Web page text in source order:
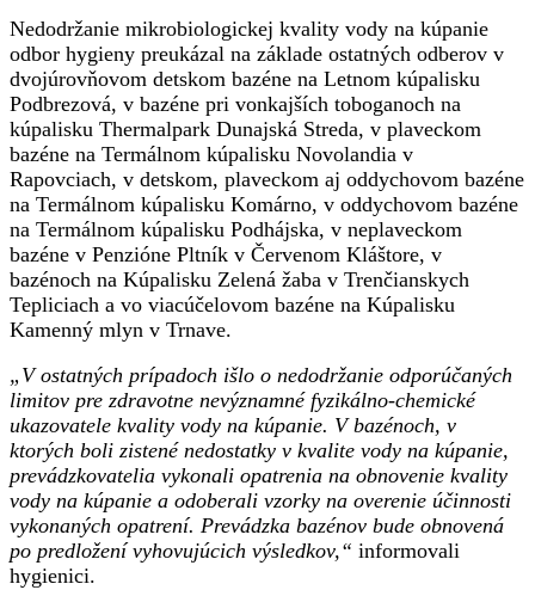
Nedodržanie mikrobiologickej kvality vody na kúpanie
odbor hygieny preukázal na základe ostatných odberov v
dvojúrovňovom detskom bazéne na Letnom kúpalisku
Podbrezová, v bazéne pri vonkajších toboganoch na
kúpalisku Thermalpark Dunajská Streda, v plaveckom
bazéne na Termálnom kúpalisku Novolandia v
Rapovciach, v detskom, plaveckom aj oddychovom bazéne
na Termálnom kúpalisku Komárno, v oddychovom bazéne
na Termálnom kúpalisku Podhájska, v neplaveckom
bazéne v Penzióne Pltník v Červenom Kláštore, v
bazénoch na Kúpalisku Zelená žaba v Trenčianskych
Tepliciach a vo viacúčelovom bazéne na Kúpalisku
Kamenný mlyn v Trnave.
„V ostatných prípadoch išlo o nedodržanie odporúčaných
limitov pre zdravotne nevýznamné fyzikálno-chemické
ukazovatele kvality vody na kúpanie. V bazénoch, v
ktorých boli zistené nedostatky v kvalite vody na kúpanie,
prevádzkovatelia vykonali opatrenia na obnovenie kvality
vody na kúpanie a odoberali vzorky na overenie účinnosti
vykonaných opatrení. Prevádzka bazénov bude obnovená
po predložení vyhovujúcich výsledkov,“ informovali
hygienici.